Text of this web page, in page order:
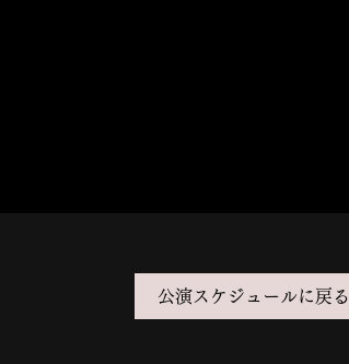
公演スケジュールに戻る